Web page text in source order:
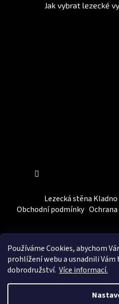
Používáme Cookies, abychom
prohlížení webu a usnadnili Vám
dobrodružství. Více informací.
Jak vybrat lezecké
Lezecká stěna Kladno
Obchodní podmínky
Vytvořil
&